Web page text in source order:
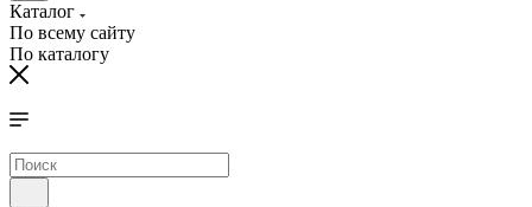
Каталог
По всему сайту
По каталогу